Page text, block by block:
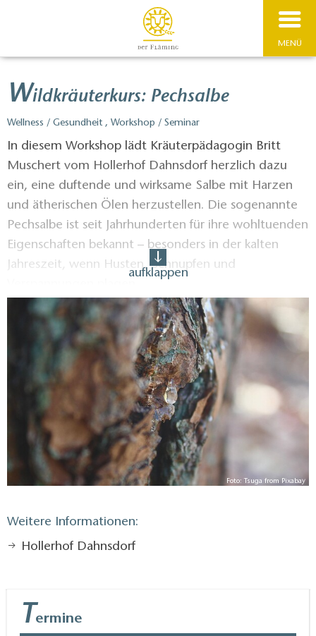
MENÜ
Wildkräuterkurs: Pechsalbe
Wellness / Gesundheit , Workshop / Seminar
In diesem Workshop lädt Kräuterpädagogin Britt
Muschert vom Hollerhof Dahnsdorf herzlich dazu
ein, eine duftende und wirksame Salbe mit Harzen
und ätherischen Ölen herzustellen. Die sogenannte
Pechsalbe ist seit Jahrhunderten für ihre wohltuenden
Eigenschaften bekannt – besonders in der kalten
Jahreszeit, wenn Husten, Schnupfen und
Gemeinsam lernen die Teilnehmenden, wie
natürliche Zutaten verarbeitet und kombiniert
werden, um eine heilkräftige Salbe selbst
herzustellen. Der Workshop bietet neben praktischen
Tipps rund um Harze, Öle und deren Wirkung auch
Raum zum Austausch und Ausprobieren.
Ein duftender, entspannter Nachmittag für alle, die
natürliche Hausmittel und Kräuterwissen schätzen.
Erlebnistouren“.
Eine Anmeldung bis zum 15. September ist
aufklappen
Foto: Tsuga from Pixabay
Weitere Informationen:
Hollerhof Dahnsdorf
T ermine